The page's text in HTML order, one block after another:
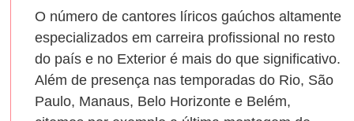
O número de cantores líricos gaúchos altamente
especializados em carreira profissional no resto
do país e no Exterior é mais do que significativo.
Além de presença nas temporadas do Rio, São
Paulo, Manaus, Belo Horizonte e Belém,